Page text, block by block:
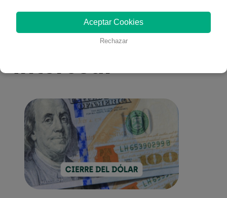
También te puede
interesar
Aceptar Cookies
Rechazar